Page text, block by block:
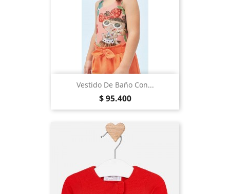
Vestido De Baño Con...
Precio
$ 95.400